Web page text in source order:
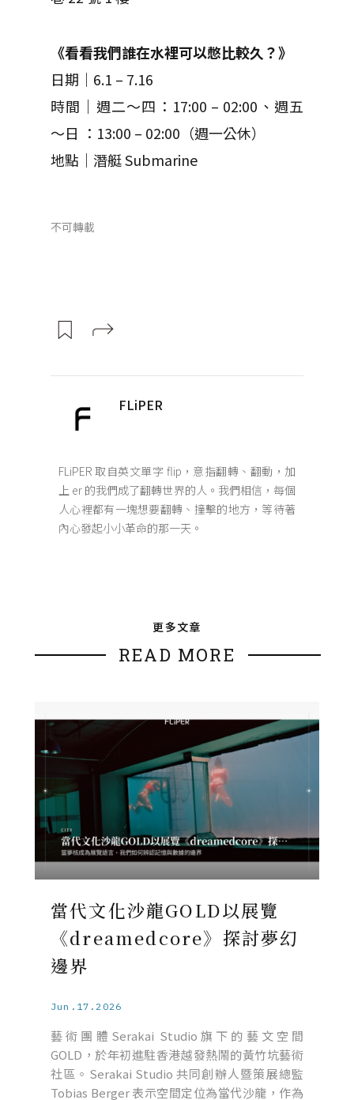
《看看我們誰在水裡可以憋比較久？》
日期｜6.1 – 7.16
時間｜週二～四：17:00 – 02:00、週五
～日 ：13:00 – 02:00（週一公休）
地點｜潛艇 Submarine
不可轉載
FLiPER
FLiPER 取自英文單字 flip，意指翻轉、翻動，加
上 er 的我們成了翻轉世界的人。我們相信，每個
人心裡都有一塊想要翻轉、撞擊的地方，等待著
內心發起小小革命的那一天。
更多文章
READ MORE
當代文化沙龍GOLD以展覽
《dreamedcore》探討夢幻
邊界
Jun.17.2026
藝術團體Serakai Studio旗下的藝文空間
GOLD，於年初進駐香港越發熱鬧的黃竹坑藝術
社區。Serakai Studio 共同創辦人暨策展總監
Tobias Berger 表示空間定位為當代沙龍，作為